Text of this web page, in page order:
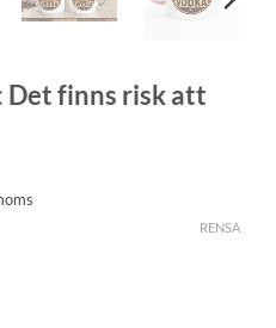
Det finns risk att
RENSA